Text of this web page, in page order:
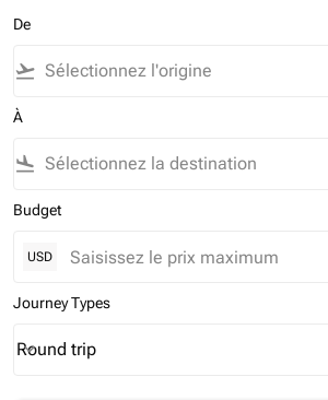
De
flight_takeoff
À
flight_land
Budget
USD
Journey Types
Journey Types option Round trip Selected
Round trip
keyboard_arrow_down